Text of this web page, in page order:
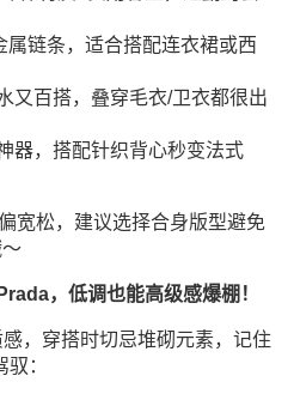
链条，适合搭配连衣裙或西
又百搭，叠穿毛衣/卫衣都很出
器，搭配针织背心秒变法式
宽松，建议选择合身版型避免
，低调也能高级感爆棚！
，穿搭时切忌堆砌元素，记住
：